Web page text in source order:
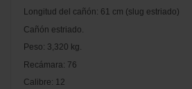
Longitud del cañón: 61 cm (slug estriado)
Cañón estriado.
Peso: 3,320 kg.
Recámara: 76
Calibre: 12